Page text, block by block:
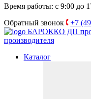
Время работы: с 9:00 до
Обратный звонок
+7
БАРОККО ДП
производителя
Каталог